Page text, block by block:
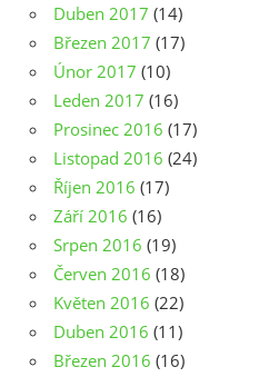
Duben 2017 (14)
Březen 2017 (17)
Únor 2017 (10)
Leden 2017 (16)
Prosinec 2016 (17)
Listopad 2016 (24)
Říjen 2016 (17)
Září 2016 (16)
Srpen 2016 (19)
Červen 2016 (18)
Květen 2016 (22)
Duben 2016 (11)
Březen 2016 (16)